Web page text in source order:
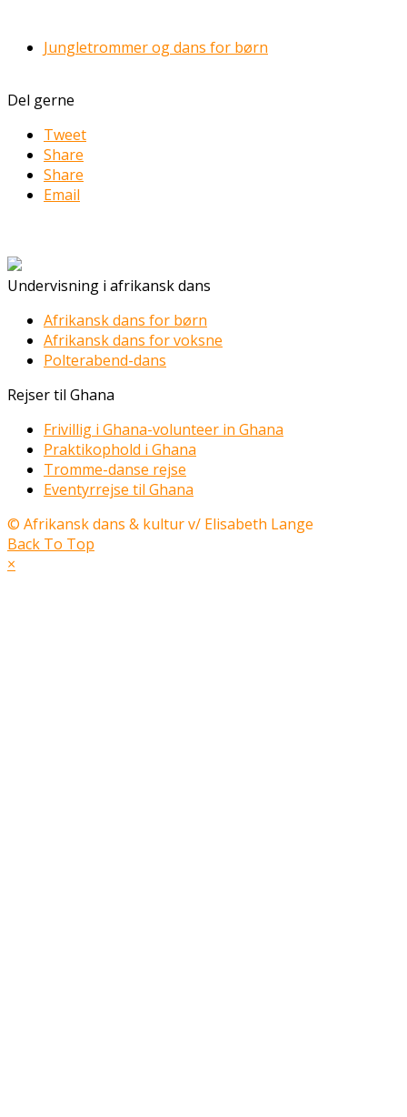
Jungletrommer og dans for børn
Del gerne
Tweet
Share
Share
Email
Undervisning i afrikansk dans
Afrikansk dans for børn
Afrikansk dans for voksne
Polterabend-dans
Rejser til Ghana
Frivillig i Ghana-volunteer in Ghana
Praktikophold i Ghana
Tromme-danse rejse
Eventyrrejse til Ghana
© Afrikansk dans & kultur v/ Elisabeth Lange
Back To Top
×